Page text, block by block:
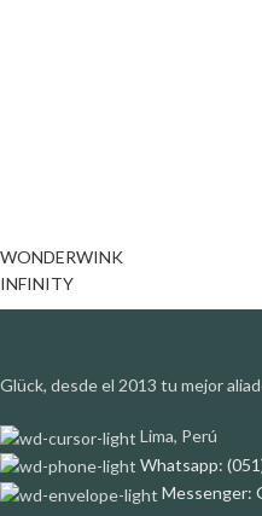
WONDERWINK
INFINITY
Glück, desde el 2013 tu mejor
Lima, Perú
Whatsapp:
Messenger: